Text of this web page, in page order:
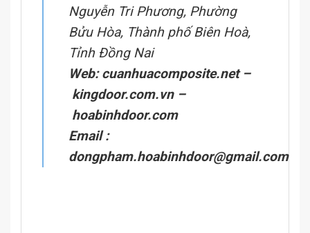
Nguyễn Tri Phương, Phường
Bửu Hòa, Thành phố Biên Hoà,
Tỉnh Đồng Nai
Web: cuanhuacomposite.net –
kingdoor.com.vn–
hoabinhdoor.com
Email :
dongpham.hoabinhdoor@gmail.com